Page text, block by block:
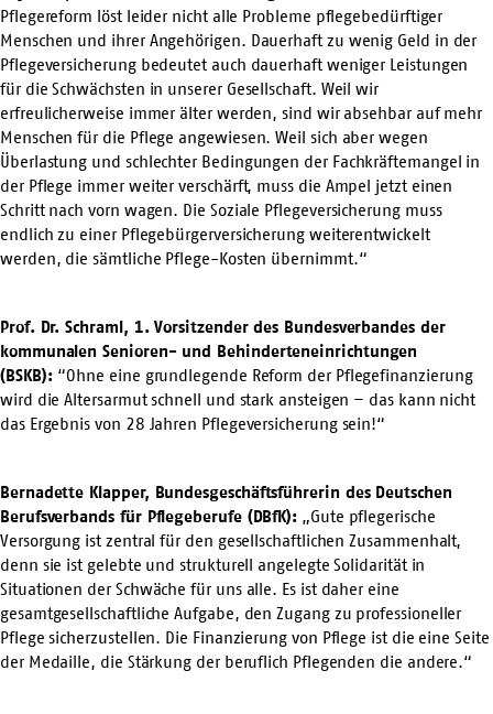
Pflegereform löst leider nicht alle Probleme pflegebedürftiger
Menschen und ihrer Angehörigen. Dauerhaft zu wenig Geld in der
Pflegeversicherung bedeutet auch dauerhaft weniger Leistungen
für die Schwächsten in unserer Gesellschaft. Weil wir
erfreulicherweise immer älter werden, sind wir absehbar auf mehr
Menschen für die Pflege angewiesen. Weil sich aber wegen
Überlastung und schlechter Bedingungen der Fachkräftemangel in
der Pflege immer weiter verschärft, muss die Ampel jetzt einen
Schritt nach vorn wagen. Die Soziale Pflegeversicherung muss
endlich zu einer Pflegebürgerversicherung weiterentwickelt
werden, die sämtliche Pflege-Kosten übernimmt.“
Prof. Dr. Schraml, 1. Vorsitzender des Bundesverbandes der
kommunalen Senioren- und Behinderteneinrichtungen
(BSKB): “Ohne eine grundlegende Reform der Pflegefinanzierung
wird die Altersarmut schnell und stark ansteigen – das kann nicht
das Ergebnis von 28 Jahren Pflegeversicherung sein!“
Bernadette Klapper, Bundesgeschäftsführerin des Deutschen
Berufsverbands für Pflegeberufe (DBfK): „Gute pflegerische
Versorgung ist zentral für den gesellschaftlichen Zusammenhalt,
denn sie ist gelebte und strukturell angelegte Solidarität in
Situationen der Schwäche für uns alle. Es ist daher eine
gesamtgesellschaftliche Aufgabe, den Zugang zu professioneller
Pflege sicherzustellen. Die Finanzierung von Pflege ist die eine Seite
der Medaille, die Stärkung der beruflich Pflegenden die andere.“